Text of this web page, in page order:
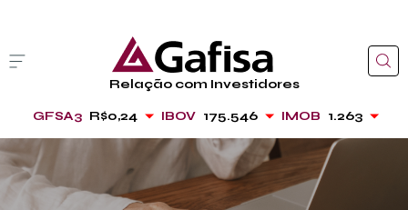
Relação com Investidores
GFSA3 R$0,24 IBOV 175.546 IMOB 1.263